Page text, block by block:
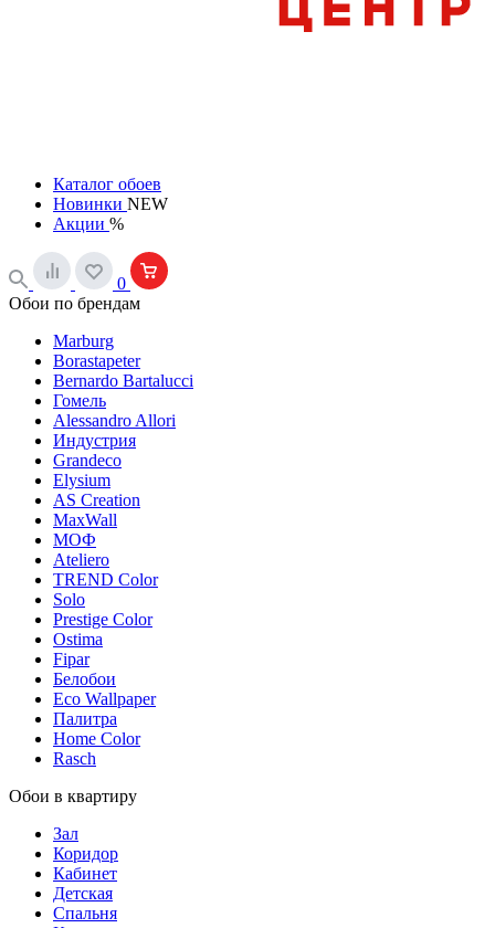
Каталог обоев
Новинки NEW
Акции %
0
Обои по брендам
Marburg
Borastapeter
Bernardo Bartalucci
Гомель
Alessandro Allori
Индустрия
Grandeco
Elysium
AS Creation
MaxWall
МОФ
Ateliero
TREND Color
Solo
Prestige Color
Ostima
Fipar
Белобои
Eco Wallpaper
Палитра
Home Color
Rasch
Обои в квартиру
Зал
Коридор
Кабинет
Детская
Спальня